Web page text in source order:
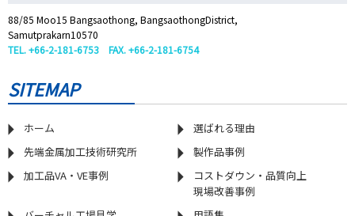
88/85 Moo15 Bangsaothong, BangsaothongDistrict,
Samutprakarn10570
TEL. +66-2-181-6753 FAX. +66-2-181-6754
SITEMAP
ホーム
選ばれる理由
先端金属加工技術研究所
製作品事例
加工品VA・VE事例
コストダウン・品質向上
現場改善事例